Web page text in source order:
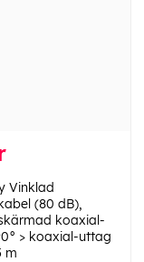
Vinklad
(80 dB),
koaxial-
> koaxial-uttag
m